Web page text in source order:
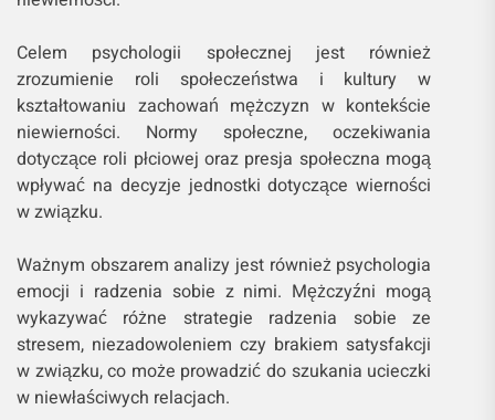
Celem psychologii społecznej jest również
zrozumienie roli społeczeństwa i kultury w
kształtowaniu zachowań mężczyzn w kontekście
niewierności. Normy społeczne, oczekiwania
dotyczące roli płciowej oraz presja społeczna mogą
wpływać na decyzje jednostki dotyczące wierności
w związku.
Ważnym obszarem analizy jest również psychologia
emocji i radzenia sobie z nimi. Mężczyźni mogą
wykazywać różne strategie radzenia sobie ze
stresem, niezadowoleniem czy brakiem satysfakcji
w związku, co może prowadzić do szukania ucieczki
w niewłaściwych relacjach.